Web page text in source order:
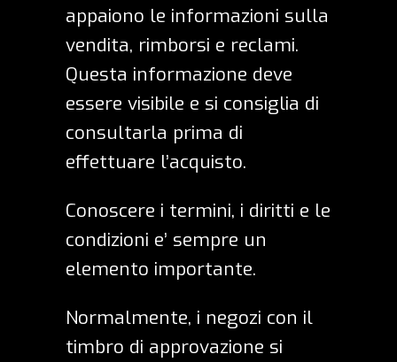
appaiono le informazioni sulla
vendita, rimborsi e reclami.
Questa informazione deve
essere visibile e si consiglia di
consultarla prima di
effettuare l’acquisto.
Conoscere i termini, i diritti e le
condizioni e’ sempre un
elemento importante.
Normalmente, i negozi con il
timbro di approvazione si